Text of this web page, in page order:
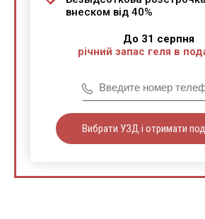
внеском від 40%
До 31 серпня
річний запас геля в
Вибрати УЗД і отримати